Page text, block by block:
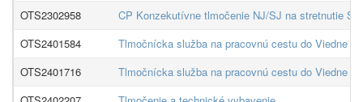
OTS2302958
CP Konzekutívne tlmočenie NJ/SJ na stretnutie
OTS2401584
Tlmočnícka služba na pracovnú cestu do Viedne
OTS2401716
Tlmočnícka služba na pracovnú cestu do Viedne